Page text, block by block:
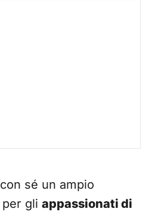
sé un ampio
gli appassionati di